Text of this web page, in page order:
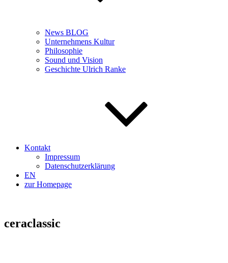
News BLOG
Unternehmens Kultur
Philosophie
Sound und Vision
Geschichte Ulrich Ranke
Kontakt
Impressum
Datenschutzerklärung
EN
zur Homepage
ceraclassic